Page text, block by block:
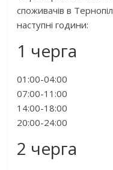
споживачів в
наступні години:
1 черга
01:00-04:00
07:00-11:00
14:00-18:00
20:00-24:00
2 черга